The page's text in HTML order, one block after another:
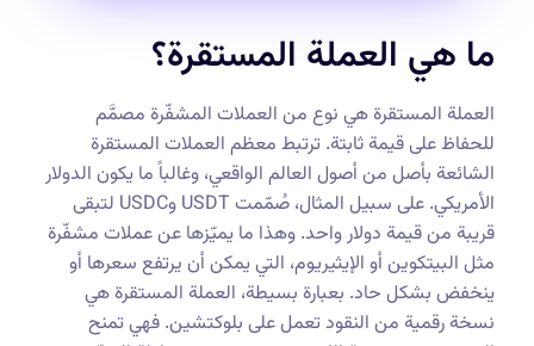
ما هي العملة المستقرة؟
العملة المستقرة هي نوع من العملات المشفّرة مصمَّم
للحفاظ على قيمة ثابتة. ترتبط معظم العملات المستقرة
الشائعة بأصل من أصول العالم الواقعي، وغالباً ما يكون الدولار
الأمريكي. على سبيل المثال، صُمّمت USDT وUSDC لتبقى
قريبة من قيمة دولار واحد. وهذا ما يميّزها عن عملات مشفّرة
مثل البيتكوين أو الإيثيريوم، التي يمكن أن يرتفع سعرها أو
ينخفض بشكل حاد. بعبارة بسيطة، العملة المستقرة هي
نسخة رقمية من النقود تعمل على بلوكتشين. فهي تمنح